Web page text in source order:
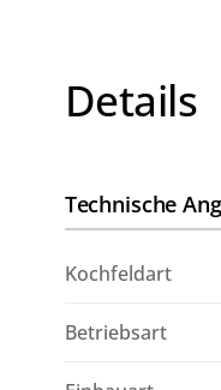
Details
Technische
Kochfeldart
Betriebsart